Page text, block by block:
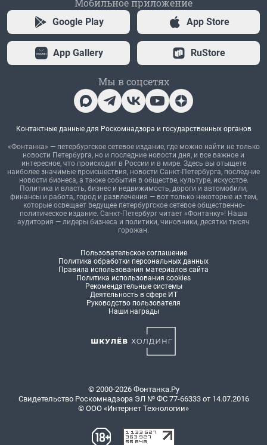
Мобильное приложение
Google Play App Store
App Gallery RuStore
Мы в соцсетях
Контактные данные для Роскомнадзора и государственных органов
«Фонтанка» — петербургское сетевое издание, где можно найти не только
новости Петербурга, но и последние новости дня, и все важное и
интересное, что происходит в России и в мире. Здесь вы отыщете
наиболее значимые происшествия, новости Санкт-Петербурга, последние
новости бизнеса, а также события в обществе, культуре, искусстве.
Политика и власть, бизнес и недвижимость, дороги и автомобили,
финансы и работа, город и развлечения — вот только некоторые из тем,
которые освещает ведущее петербургское сетевое общественно-
политическое издание. Санкт-Петербург читает «Фонтанку»! Наша
аудитория — лидеры бизнеса и политики, чиновники, десятки тысяч
горожан.
Пользовательское соглашение
Политика обработки персональных данных
Правила использования материалов сайта
Политика использования cookies
Рекомендательные системы
Деятельность в сфере ИТ
Руководство пользователя
Наши награды
© 2000-2026 Фонтанка.Ру
Свидетельство Роскомнадзора ЭЛ № ФС 77-66333 от 14.07.2016
© ООО «Интернет Технологии»